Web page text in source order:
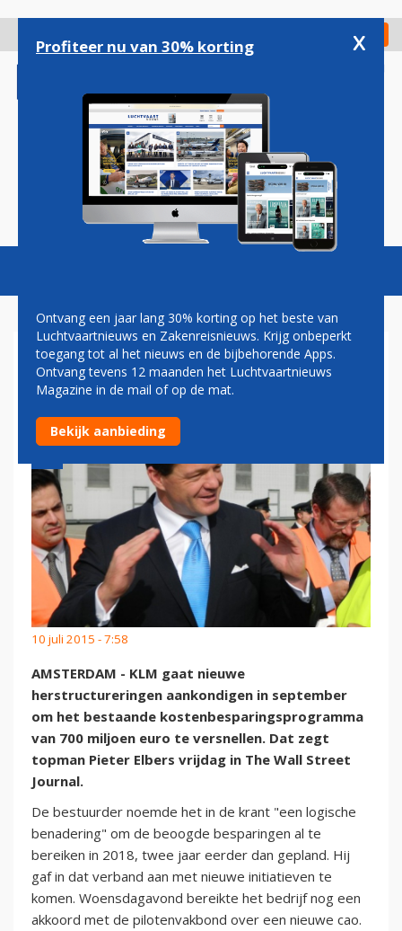
gaan
Check in
Magazine Podcasts Vacatures
'KLM KONDIGT NIEUWE
MAATREGELEN AAN'
10 juli 2015 - 7:58
AMSTERDAM - KLM gaat nieuwe
herstructureringen aankondigen in september
om het bestaande kostenbesparingsprogramma
van 700 miljoen euro te versnellen. Dat zegt
topman Pieter Elbers vrijdag in The Wall Street
Journal.
De bestuurder noemde het in de krant "een logische
benadering" om de beoogde besparingen al te
bereiken in 2018, twee jaar eerder dan gepland. Hij
gaf in dat verband aan met nieuwe initiatieven te
komen. Woensdagavond bereikte het bedrijf nog een
akkoord met de pilotenvakbond over een nieuwe cao.
Profiteer nu van 30% korting x
Ontvang een jaar lang 30% korting op het beste van
Luchtvaartnieuws en Zakenreisnieuws. Krijg onbeperkt
toegang tot al het nieuws en de bijbehorende Apps.
Ontvang tevens 12 maanden het Luchtvaartnieuws
Magazine in de mail of op de mat.
Bekijk aanbieding